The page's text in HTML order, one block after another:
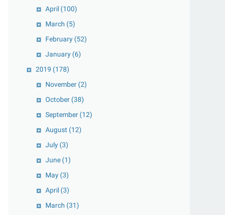
April (100)
March (5)
February (52)
January (6)
2019 (178)
November (2)
October (38)
September (12)
August (12)
July (3)
June (1)
May (3)
April (3)
March (31)